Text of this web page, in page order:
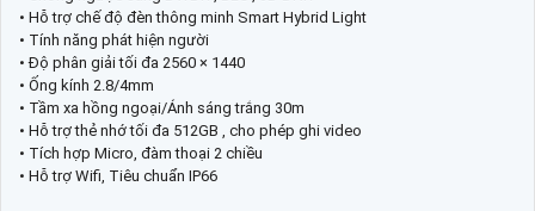
• Hỗ trợ chế độ đèn thông minh Smart Hybrid Light
• Tính năng phát hiện người
• Độ phân giải tối đa 2560 × 1440
• Ống kính 2.8/4mm
• Tầm xa hồng ngoại/Ánh sáng trắng 30m
• Hỗ trợ thẻ nhớ tối đa 512GB , cho phép ghi video
• Tích hợp Micro, đàm thoại 2 chiều
• Hỗ trợ Wifi, Tiêu chuẩn IP66